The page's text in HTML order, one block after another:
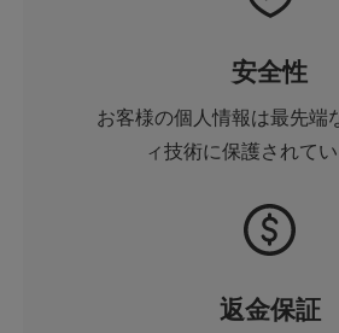
安全性
お客様の個人情報は最先端
ィ技術に保護されてい
返金保証